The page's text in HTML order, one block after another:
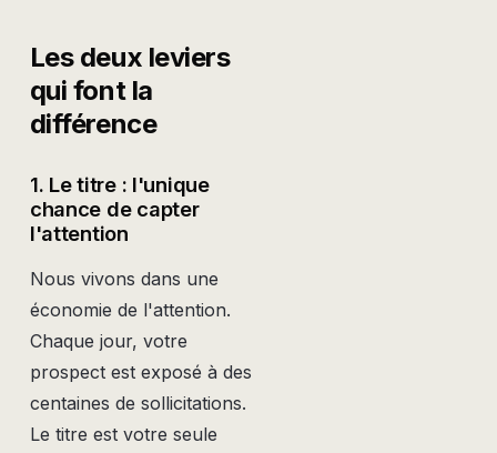
Les deux leviers
qui font la
différence
1. Le titre : l'unique
chance de capter
l'attention
Nous vivons dans une
économie de l'attention.
Chaque jour, votre
prospect est exposé à des
centaines de sollicitations.
Le titre est votre seule